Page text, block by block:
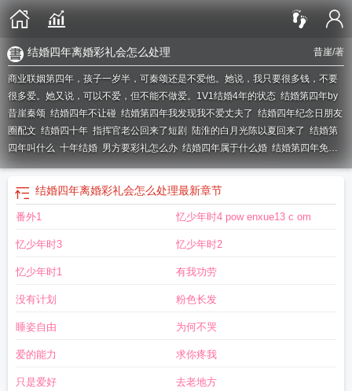
昔崖/著
结婚四年离婚彩礼会怎么处理
商业联姻第四年，孩子一岁半，可秦颂还是不爱他。她说，我只要很多钱，不要
很多爱。她又说，可以不爱，但不能不做爱。1V1结婚4年的状态 结婚第四年by
昔崖秦颂 结婚四年不让碰 结婚第四年我发现我不爱丈夫了 结婚四年纪念日朋友
圈配文 结婚四十年 指挥官老公回来了短剧 陆淮的白月光陈以夏回来了 结婚第
四年叫什么 十年结婚 男方要彩礼怎么办 结婚四年属于什么婚 结婚第四年免费
阅读开始称柳如烟为柳小姐结婚4年叫什么婚结婚四年祝福语简单结婚四年
结婚第四年灾难 结婚第四年by昔崖未删减 结婚四年要离婚
崖百度
结婚第四年秦颂
续结婚第四年英文 结婚第四年是什么婚姻结婚第四年 我突然改了口 我开始称
江结婚四年算什么婚 结婚4年什么感觉结婚四年了离婚彩礼能要吗
老公又恋爱了
结婚第四年我发现我一点也不爱丈夫
婚4年是什么婚
结婚第四年by昔崖笔趣阁结婚第四年TXT
离婚礼金要退吗
结婚第四年昔崖免费阅读笔趣阁
朋友圈怎么发
结婚四年孩子三岁彩礼钱可以要回吗
结婚四年离婚彩礼会怎么处理最新章节
番外1 忆少年时4 pow enxue13 c om
忆少年时3 忆少年时2
忆少年时1 有我功劳
没有计划 粉色长发
睡姿自由 为何不哭
爱的能力 求你疼我
只是爱好 去老地方